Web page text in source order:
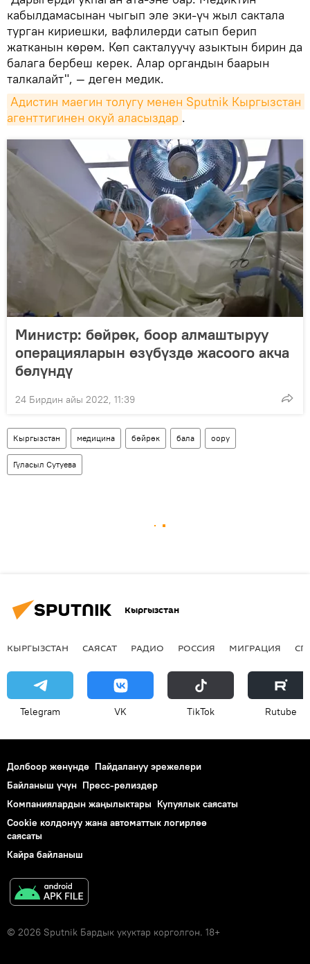
кабылдамасынан чыгып эле эки-үч жыл сактала
турган кириешки, вафлилерди сатып берип
жатканын көрөм. Көп сакталуучу азыктын бирин да
балага бербеш керек. Алар органдын баарын
талкалайт", — деген медик.
Адистин маегин толугу менен Sputnik Кыргызстан
агенттигинен окуй аласыздар .
Министр: бөйрөк, боор алмаштыруу
операцияларын өзүбүздө жасоого акча
бөлүндү
24 Бирдин айы 2022, 11:39
Кыргызстан медицина бөйрөк бала оору
Гүласыл Сутуева
Кыргызстан
КЫРГЫЗСТАН САЯСАТ РАДИО РОССИЯ МИГРАЦИЯ
Telegram VK ТikТоk Rutube
Долбоор жөнүндө Пайдалануу эрежелери
Байланыш үчүн Пресс-релиздер
Компаниялардын жаңылыктары Купуялык саясаты
Cookie колдонуу жана автоматтык логирлөө
саясаты
Кайра байланыш
© 2026 Sputnik Бардык укуктар корголгон. 18+